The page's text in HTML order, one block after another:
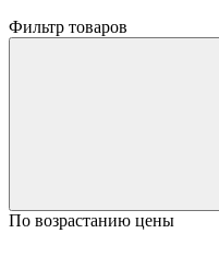
Фильтр товаров
По возрастанию цены